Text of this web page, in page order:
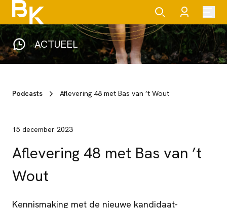
ACTUEEL
Podcasts Aflevering 48 met Bas van ’t Wout
15 december 2023
Aflevering 48 met Bas van ’t
Wout
Kennismaking met de nieuwe kandidaat-